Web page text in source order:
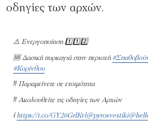
οδηγίες των αρχών.
⚠️ Ενεργοποίηση 1️⃣1️⃣2️⃣
🆘 Δασική πυρκαγιά στην περιοχή
#Κορίνθου
‼️ Παραμείνετε σε ετοιμότητα
‼️ Ακολουθείτε τις οδηγίες των Αρχών
ℹ️https://t.co/GY26GrlKvl@pyrosvestiki